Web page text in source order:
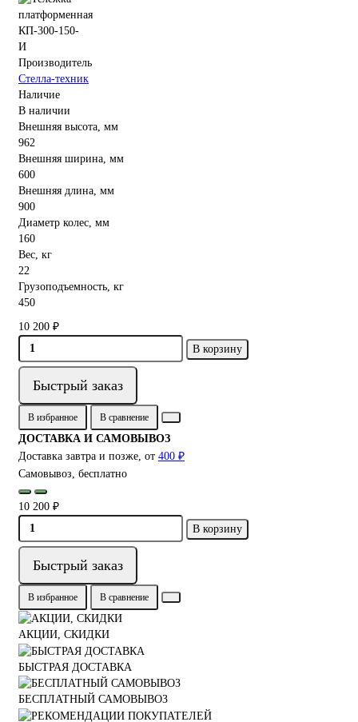
Производитель
Стелла-техник
Наличие
В наличии
Внешняя высота, мм
962
Внешняя ширина, мм
600
Внешняя длина, мм
900
Диаметр колес, мм
160
Вес, кг
22
Грузоподъемность, кг
450
10 200 ₽
В корзину
Быстрый заказ
В избранное В сравнение
ДОСТАВКА И САМОВЫВОЗ
Доставка завтра и позже, от 400 ₽
Самовывоз, бесплатно
10 200 ₽
В корзину
Быстрый заказ
В избранное В сравнение
АКЦИИ, СКИДКИ
БЫСТРАЯ ДОСТАВКА
БЕСПЛАТНЫЙ САМОВЫВОЗ